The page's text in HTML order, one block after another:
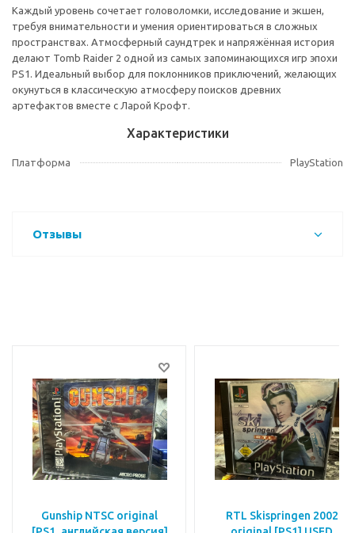
Каждый уровень сочетает головоломки, исследование и экшен,
требуя внимательности и умения ориентироваться в сложных
пространствах. Атмосферный саундтрек и напряжённая история
делают Tomb Raider 2 одной из самых запоминающихся игр эпохи
PS1. Идеальный выбор для поклонников приключений, желающих
окунуться в классическую атмосферу поисков древних
артефактов вместе с Ларой Крофт.
Характеристики
Платформа PlayStation
Отзывы
Gunship NTSC original
RTL Skispringen 2002